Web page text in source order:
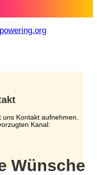
Kontakt aufnehmen.
Kanal:
Wünsche